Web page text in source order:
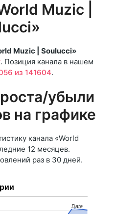
Muzic |
Muzic | Soulucci»
. Позиция канала в нашем
из 141604.
убыли
на графике
канала «World
12 месяцев.
раз в 30 дней.
Date
Date